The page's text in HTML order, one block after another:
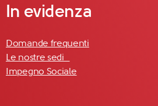
In evidenza
Domande frequenti
Le nostre sedi
Impegno Sociale